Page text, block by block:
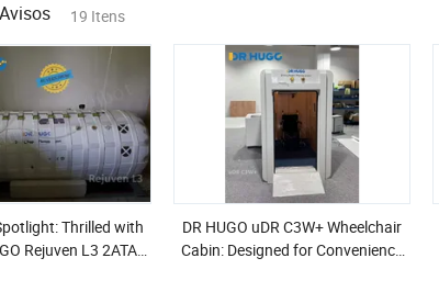
19 Itens
Thrilled with
Rejuven L3 2ATA
DR HUGO uDR C3W+ Wheelchair
Cabin: Designed for Convenience